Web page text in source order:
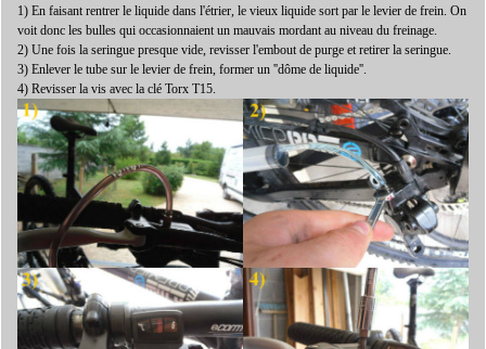
1) En faisant rentrer le liquide dans l'étrier, le vieux liquide sort par le levier de frein. On
voit donc les bulles qui occasionnaient un mauvais mordant au niveau du freinage.
2) Une fois la seringue presque vide, revisser l'embout de purge et retirer la seringue.
3) Enlever le tube sur le levier de frein, former un ''dôme de liquide''.
4) Revisser la vis avec la clé Torx T15.